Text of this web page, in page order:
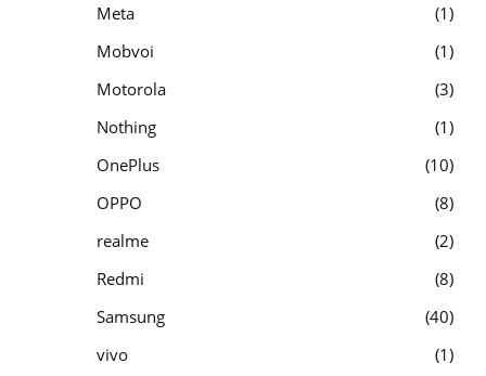
Meta
1
Mobvoi
1
Motorola
3
Nothing
1
OnePlus
10
OPPO
8
realme
2
Redmi
8
Samsung
40
vivo
1